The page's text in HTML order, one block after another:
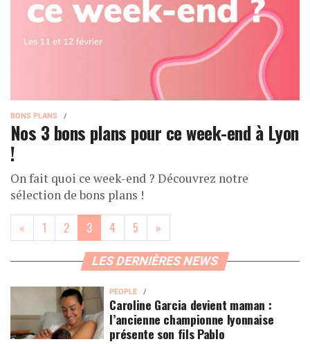
BONS PLANS
Nos 3 bons plans pour ce week-end à Lyon
!
On fait quoi ce week-end ? Découvrez notre
sélection de bons plans !
« 1 2 3(current)
4 5 »
LES DERNIÈRES NEWS
PEOPLE
Caroline Garcia devient maman :
l’ancienne championne lyonnaise
présente son fils Pablo